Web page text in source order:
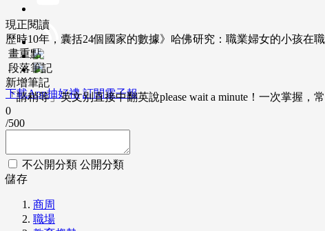
下載App抽好禮 訂閱電子報
現正閱讀
歷時10年，囊括24個國家的數據》哈佛研究：職業婦女的小孩在職
畫重點
段落筆記
新增筆記
「請稍等」英文別直接中翻英說please wait a minute！一次掌握，
0
/500
不公開分類 公開分類
儲存
商周
職場